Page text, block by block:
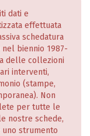
dati e
effettuata
schedatura
biennio 1987-
delle collezioni
interventi,
(stampe,
Non
per tutte le
nostre schede,
uno strumento